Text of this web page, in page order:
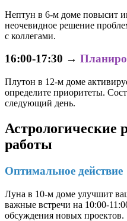
Нептун в 6-м доме повысит
неочевидное решение
с коллегами.
16:00-17:30 →
Плутон в 12-м доме
определите приоритеты.
следующий день.
Астрологические
работы
Оптимальное действие
Луна в 10-м доме улучшит
важные встречи на 10:00-
обсуждения новых проектов.